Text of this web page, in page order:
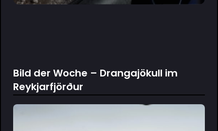
Bild der Woche – Drangajökull im
Reykjarfjörður